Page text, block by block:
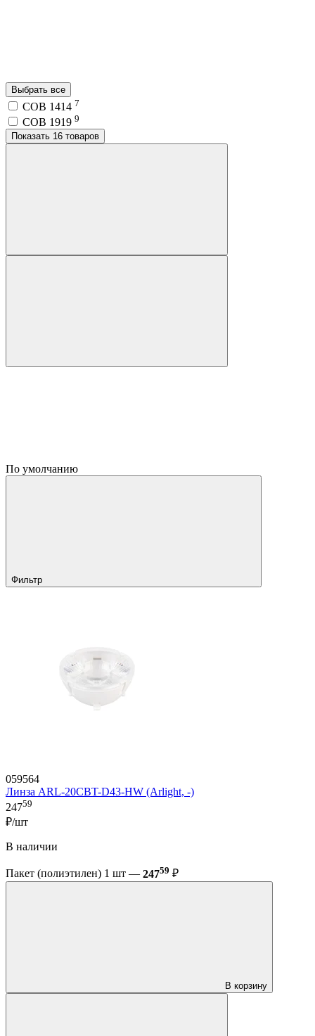
Выбрать все
COB 1414 7
COB 1919 9
Показать 16 товаров
По умолчанию
Фильтр
059564
Линза ARL-20CBT-D43-HW (Arlight, -)
24759
₽/шт
В наличии
Пакет (полиэтилен) 1 шт — 24759 ₽
В корзину